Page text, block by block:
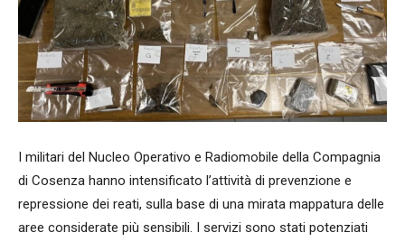
I militari del Nucleo Operativo e Radiomobile della Compagnia
di Cosenza hanno intensificato l’attività di prevenzione e
repressione dei reati, sulla base di una mirata mappatura delle
aree considerate più sensibili. I servizi sono stati potenziati